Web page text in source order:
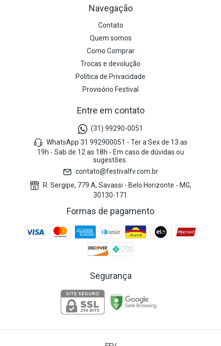
Navegação
Contato
Quem somos
Como Comprar
Trocas e devolução
Política de Privacidade
Provisório Festival
Entre em contato
(31) 99290-0051
WhatsApp 31 992900051 - Ter a Sex de 13 as
19h - Sab de 12 as 18h - Em caso de dúvidas ou
sugestões.
contato@festivalfv.com.br
R. Sergipe, 779 A, Savassi - Belo Horizonte - MG,
30130-171
Formas de pagamento
Segurança